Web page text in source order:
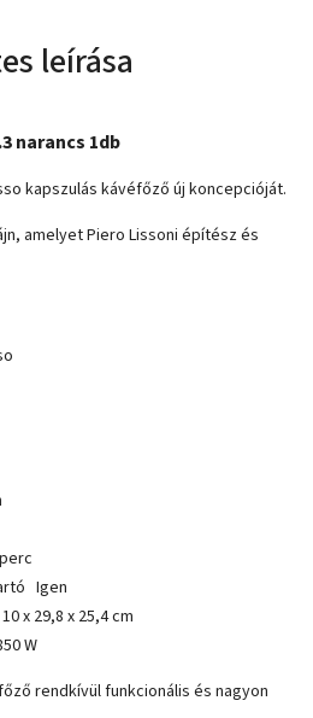
leírása
narancs 1db
kapszulás kávéfőző új koncepcióját.
amelyet Piero Lissoni építész és
Igen
10 x 29,8 x 25,4 cm
W
rendkívül funkcionális és nagyon